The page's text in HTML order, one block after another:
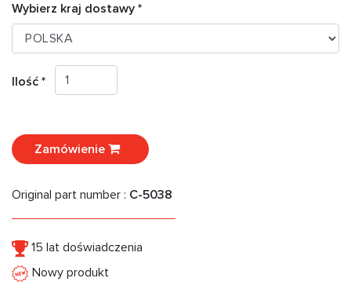
Wybierz kraj dostawy *
Ilość *
Zamówienie
Original part number : C-5038
15 lat doświadczenia
Nowy produkt